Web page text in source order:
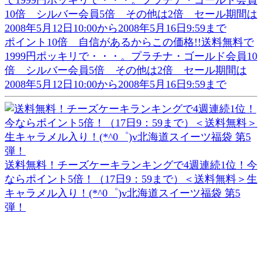
ポイント10倍 自信があるからこの価格!!送料無料で
1999円ポッキリで・・・。プラチナ・ゴールド会員10
倍 シルバー会員5倍 その他は2倍 セール期間は
2008年5月12日10:00から2008年5月16日9:59まで
送料無料！チーズケーキランキングで4週連続1位！今
ならポイント5倍！（17日9：59まで）＜送料無料＞生
キャラメル入り！(*^0゜)v北海道スイーツ福袋 第5
弾！